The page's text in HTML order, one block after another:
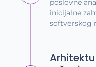
poslovne
inicijalne
softverskog